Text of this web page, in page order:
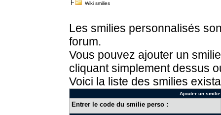
Wiki smilies
Les smilies personnalisés
forum.
Vous pouvez ajouter un
cliquant simplement dessus
Voici la liste des smilies
Ajouter un
Entrer le code du smilie perso :